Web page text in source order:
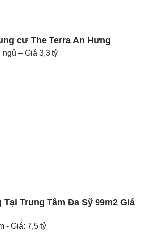
cư The Terra An Hưng
– Giá 3,3 tỷ
Tại Trung Tâm Đa Sỹ 99m2 Giá
- Giá: 7,5 tỷ